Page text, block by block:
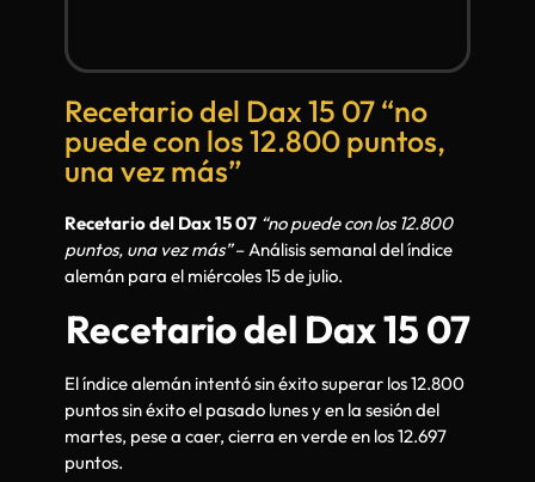
Recetario del Dax 15 07 “no
puede con los 12.800 puntos,
una vez más”
Recetario del Dax 15 07 “no puede con los 12.800
puntos, una vez más”– Análisis semanal del índice
alemán para el miércoles 15 de julio.
Recetario del Dax 15 07
El índice alemán intentó sin éxito superar los 12.800
puntos sin éxito el pasado lunes y en la sesión del
martes, pese a caer, cierra en verde en los 12.697
puntos.